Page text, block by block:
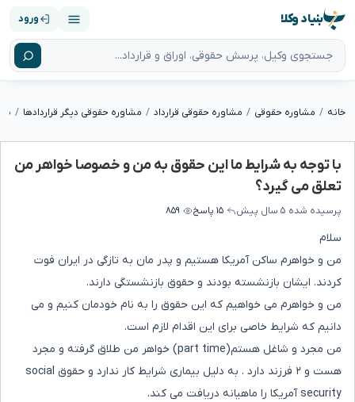
بنیاد وکلا ورود
خانه مشاوره حقوقی مشاوره حقوقی قرارداد مشاوره حقوقی دیگر قراردادها
با توجه به شرایط ما این حقوق به من و خصوصا خواهر من
تعلق می گیرد؟
پرسیده شده ۵ سال پیش ۱۵ پاسخ ۸۵۹
سلام
من و خواهرم ساکن آمریکا هستیم و پدر مان به تازگی در ایران فوت
کردند. ایشان بازنشسته بودند و حقوق بازنشستگی دارند.
من و خواهرم می خواهیم که این حقوق را به نام خودمان کنیم و می
دانیم که شرایط خاصی برای این اقدام لازم است.
من مجرد و شاغل هستم(part time) خواهر من طلاق گرفته و مجرد
هست و ۲ فرزند دارد . به دلیل بیماری شرایط کار ندارد و حقوق social
security آمریکا را ماهیانه دریافت می کند.